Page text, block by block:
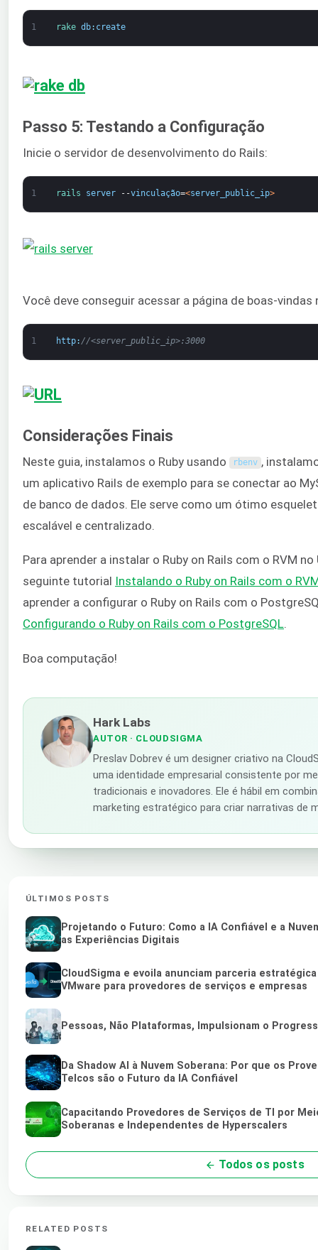
1 rake db: create
Passo 5: Testando a Configuração
Inicie o servidor de desenvolvimento do Rails:
1 rails server --vinculação=<server_public_ip>
Você deve conseguir acessar a página de boas-vindas
1 http: //<server_public_ip>:3000
Considerações Finais
Neste guia, instalamos o Ruby usando rbenv ,
um aplicativo Rails de exemplo para se conectar ao
de banco de dados. Ele serve como um ótimo
escalável e centralizado.
Para aprender a instalar o Ruby on Rails com o RVM
seguinte tutorial Instalando o Ruby on Rails com o
aprender a configurar o Ruby on Rails com o
Configurando o Ruby on Rails com o PostgreSQL.
Boa computação!
Hark Labs
AUTOR · CLOUDSIGMA
Preslav Dobrev é um designer criativo na
uma identidade empresarial consistente por
tradicionais e inovadores. Ele é hábil em
marketing estratégico para criar narrativas de
ÚLTIMOS POSTS
Projetando o Futuro: Como a IA Confiável e a
as Experiências Digitais
CloudSigma e evoila anunciam parceria
VMware para provedores de serviços e empresas
Pessoas, Não Plataformas, Impulsionam o
Da Shadow AI à Nuvem Soberana: Por que os
Telcos são o Futuro da IA Confiável
Capacitando Provedores de Serviços de TI por
Soberanas e Independentes de Hyperscalers
Todos os posts
RELATED POSTS